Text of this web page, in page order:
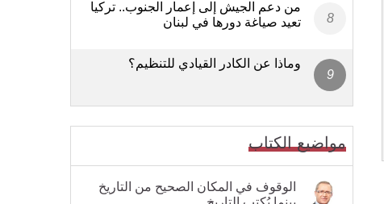
من دعم الجيش إلى إعمار الجنوب.. تركيا
تعيد صياغة دورها في لبنان
وماذا عن الكادر القيادي للتنظيم؟
مواضيع الكتاب
الوقوف في المكان الصحيح من التاريخ